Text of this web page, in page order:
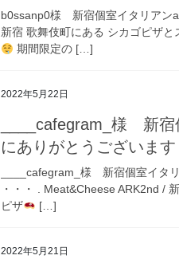
b0ssanp0様 新宿個室イタリアン
新宿 歌舞伎町にある シカゴピ
期間限定の […]
2022年5月22日
____cafegram_様 新
にありがとうございます
____cafegram_様 新宿個室イタ
・・・ . Meat&Cheese ARK2nd /
ピザ
[…]
2022年5月21日